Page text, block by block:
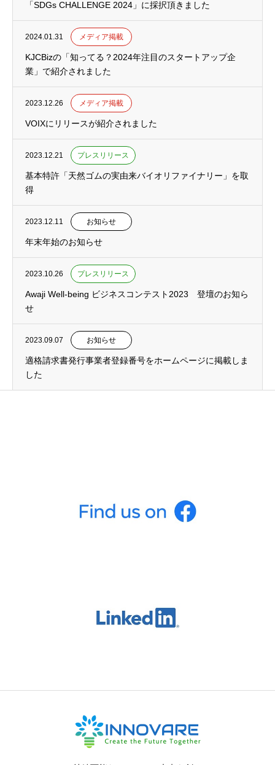
「SDGs CHALLENGE 2024」に採択頂きました
2024.01.31 メディア掲載
KJCBizの「知ってる？2024年注目のスタートアップ企
業」で紹介されました
2023.12.26 メディア掲載
VOIXにリリースが紹介されました
2023.12.21 プレスリリース
基本特許「天然ゴムの実由来バイオリファイナリー」を取
得
2023.12.11 お知らせ
年末年始のお知らせ
2023.10.26 プレスリリース
Awaji Well-being ビジネスコンテスト2023 登壇のお知ら
せ
2023.09.07 お知らせ
適格請求書発行事業者登録番号をホームページに掲載しま
した